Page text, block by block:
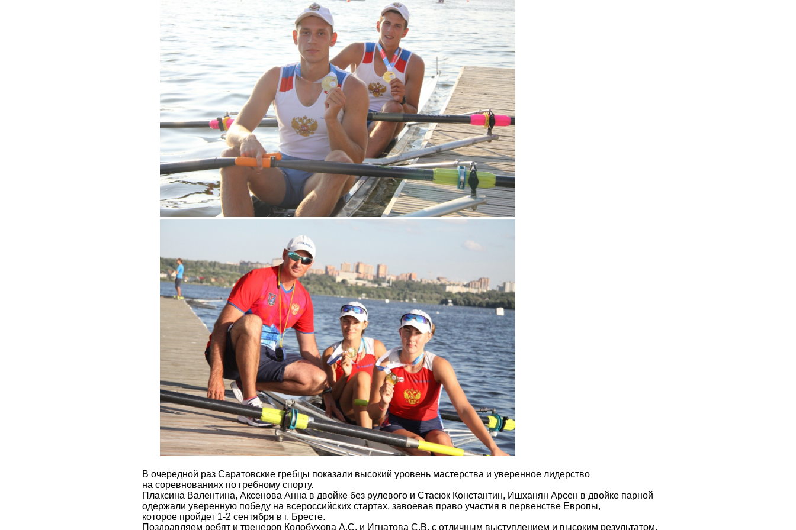
В очередной раз Саратовские гребцы показали высокий уровень мастерства и уверенное лидерство
на соревнованиях по гребному спорту.
Плаксина Валентина, Аксенова Анна в двойке без рулевого и Стасюк Константин, Ишханян Арсен в двойке парной
одержали уверенную победу на всероссийских стартах, завоевав право участия в первенстве Европы,
которое пройдет 1-2 сентября в г. Бресте.
Поздравляем ребят и тренеров Колобухова А.С. и Игнатова С.В. с отличным выступлением и высоким результатом.